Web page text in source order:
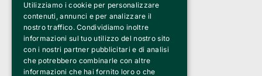
Clappit is a trademark of:
Bemils Srl
a Socio Unico
Via Fosse Ardeatine, 4 -20092 Cinisello Balsamo (MI)
PI 05589050961
Iscr. C.C.I.A.A. Milano R.E.A. 1833471
© 2010-2025 Bemils Srl - All rights reserved
Utilizziamo i cookie per personalizzare
contenuti, annunci e per analizzare il
nostro traffico. Condividiamo inoltre
informazioni sul tuo utilizzo del nostro sito
con i nostri partner pubblicitari e di analisi
che potrebbero combinarle con altre
informazioni che hai fornito loro o che